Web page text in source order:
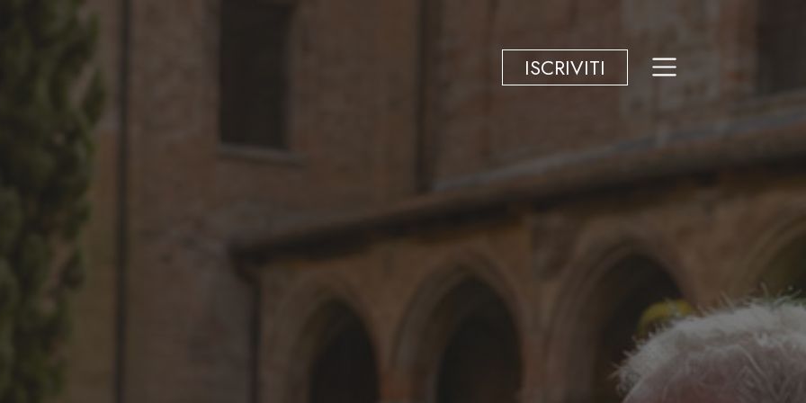
ISCRIVITI